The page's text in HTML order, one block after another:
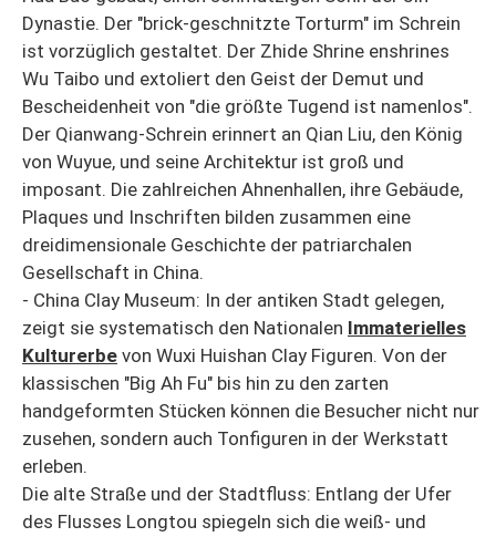
Dynastie. Der "brick-geschnitzte Torturm" im Schrein
ist vorzüglich gestaltet. Der Zhide Shrine enshrines
Wu Taibo und extoliert den Geist der Demut und
Bescheidenheit von "die größte Tugend ist namenlos".
Der Qianwang-Schrein erinnert an Qian Liu, den König
von Wuyue, und seine Architektur ist groß und
imposant. Die zahlreichen Ahnenhallen, ihre Gebäude,
Plaques und Inschriften bilden zusammen eine
dreidimensionale Geschichte der patriarchalen
Gesellschaft in China.
- China Clay Museum: In der antiken Stadt gelegen,
zeigt sie systematisch den Nationalen Immaterielles
Kulturerbe von Wuxi Huishan Clay Figuren. Von der
klassischen "Big Ah Fu" bis hin zu den zarten
handgeformten Stücken können die Besucher nicht nur
zusehen, sondern auch Tonfiguren in der Werkstatt
erleben.
Die alte Straße und der Stadtfluss: Entlang der Ufer
des Flusses Longtou spiegeln sich die weiß- und